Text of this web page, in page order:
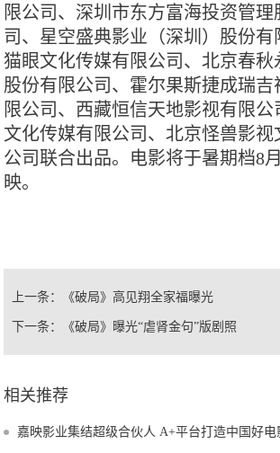
限公司、深圳市东方富海投资管理
司、星空盛典影业（深圳）股份有
猫眼文化传媒有限公司、北京春秋
股份有限公司、霍尔果斯捷成瑞吉
限公司、西藏恒信天地影视有限公
文化传媒有限公司、北京怪兽影视
公司联合出品。电影将于暑期档8
映。
上一条： 《破局》高见翔全家福曝光
下一条： 《破局》曝光“虐肾金句”版剧照
相关推荐
嘉映影业集结超级合伙人 A+平台打造中国好电